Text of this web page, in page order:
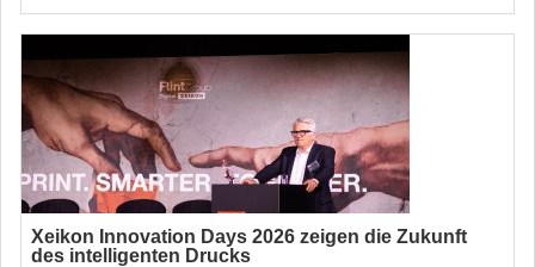
Xeikon Innovation Days 2026 zeigen die Zukunft
des intelligenten Drucks